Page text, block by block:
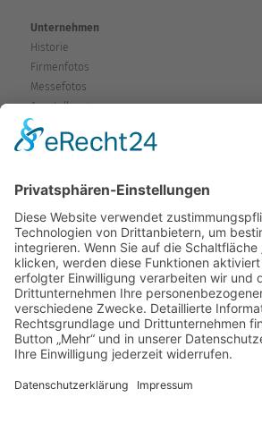
Unternehmen
Historie
Firmenfotos
Messefotos
Ausstellung
Service
Garantie & Gewährleistung
Mieten-Testen-Kaufen
Reparaturen
Sicherheitshinweise
Versand
Kontakt
Karte
Anfahrtsplan
Wegbeschreibung